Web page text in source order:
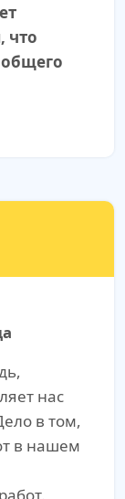
что
общего
нас
в том,
в нашем